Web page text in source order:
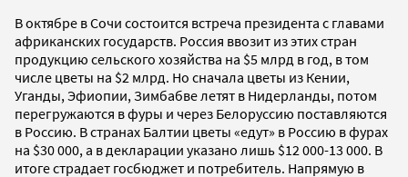
В октябре в Сочи состоится встреча президента с главами
африканских государств. Россия ввозит из этих стран
продукцию сельского хозяйства на $5 млрд в год, в том
числе цветы на $2 млрд. Но сначала цветы из Кении,
Уганды, Эфиопии, Зимбабве летят в Нидерланды, потом
перегружаются в фуры и через Белоруссию поставляются
в Россию. В странах Балтии цветы «едут» в Россию в фурах
на $30 000, а в декларации указано лишь $12 000-13 000. В
итоге страдает госбюджет и потребитель. Напрямую в